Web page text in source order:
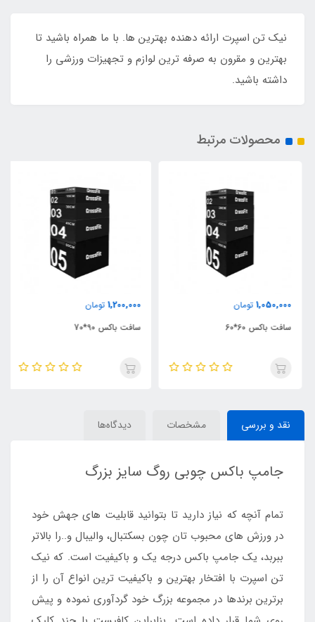
نیک تن اسپرت ارائه دهنده بهترین ها. با ما همراه باشید تا
بهترین و مقرون به صرفه ترین لوازم و تجهیزات ورزشی را
داشته باشید.
محصولات مرتبط
1,050,000 تومان
سافت باکس 60*60
1,200,000 تومان
سافت باکس 90*70
نقد و بررسی مشخصات دیدگاه‌ها
جامپ باکس چوبی روگ سایز بزرگ
تمام آنچه که نیاز دارید تا بتوانید قابلیت های جهش خود
در ورزش های محبوب تان چون بسکتبال، والیبال و..را بالاتر
ببربد، یک جامپ باکس درجه یک و باکیفیت است. که نیک
تن اسپرت با افتخار بهترین و باکیفیت ترین انواع آن را از
برترین برندها در مجموعه بزرگ خود گردآوری نموده و پیش